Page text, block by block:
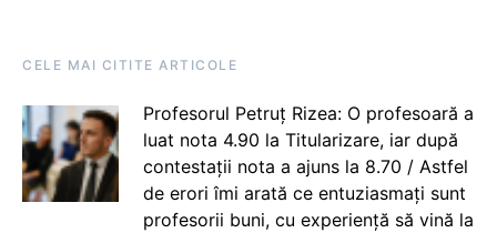
CELE MAI CITITE ARTICOLE
Profesorul Petruț Rizea: O profesoară a
luat nota 4.90 la Titularizare, iar după
contestații nota a ajuns la 8.70 / Astfel
de erori îmi arată ce entuziasmați sunt
profesorii buni, cu experiență să vină la